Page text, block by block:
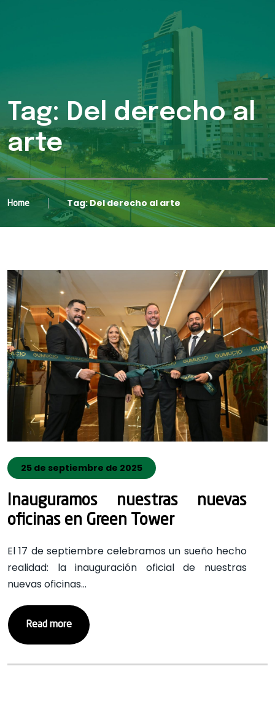
Tag: Del derecho al
arte
Home Tag: Del derecho al arte
25 de septiembre de 2025
Inauguramos nuestras nuevas
oficinas en Green Tower
El 17 de septiembre celebramos un sueño hecho
realidad: la inauguración oficial de nuestras
nuevas oficinas…
Read more